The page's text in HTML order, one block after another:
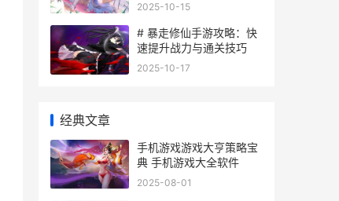
2025-10-15
# 暴走修仙手游攻略：快
速提升战力与通关技巧
2025-10-17
经典文章
手机游戏游戏大亨策略宝
典 手机游戏大全软件
2025-08-01